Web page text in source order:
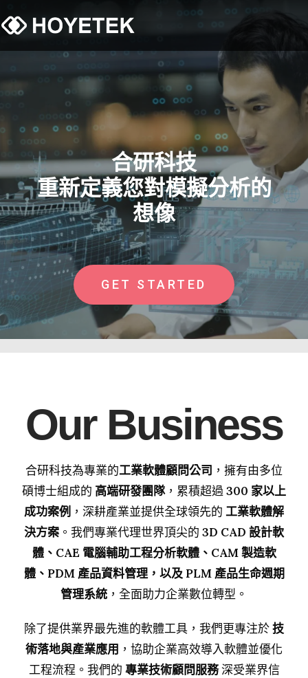
合研科技
重新定義您對模擬分析的
想像
GET STARTED
Our Business
合研科技為專業的工業軟體顧問公司 ，擁有由多位
碩博士組成的 高端研發團隊，累積超過300 家以上
成功案例 ，深耕產業並提供全球領先的 工業軟體解
決方案 。我們專業代理世界頂尖的 3D CAD 設計軟
體、CAE 電腦輔助工程分析軟體、CAM 製造軟
體、PDM 產品資料管理，以及 PLM 產品生命週期
管理系統 ，全面助力企業數位轉型。
除了提供業界最先進的軟體工具，我們更專注於技
術落地與產業應用 ，協助企業高效導入軟體並優化
工程流程。我們的 專業技術顧問服務深受業界信